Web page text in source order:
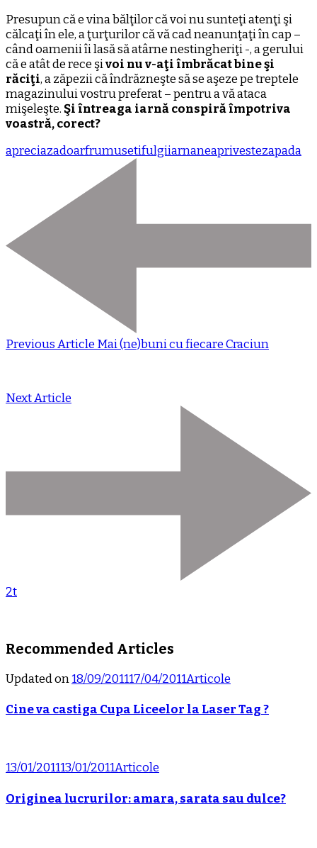
Presupun că e vina bălţilor că voi nu sunteţi atenţi şi
călcaţi în ele, a ţurţurilor că vă cad neanunţaţi în cap –
când oamenii îi lasă să atârne nestingheriţi -, a gerului
că e atât de rece şivoi nu v-aţi îmbrăcat bine şi
răciţi, a zăpezii că îndrăzneşte să se aşeze pe treptele
magazinului vostru preferat – pentru a vă ataca
mişeleşte. Şi întreaga iarnă conspiră împotriva
voastră, corect?
apreciazadoarfrumusetifulgiiarnaneaprivestezapada
Previous Article Mai (ne)buni cu fiecare Craciun
Next Article
2t
Recommended Articles
Updated on18/09/201117/04/2011Articole
Cine va castiga Cupa Liceelor la Laser Tag ?
13/01/201113/01/2011Articole
Originea lucrurilor: amara, sarata sau dulce?